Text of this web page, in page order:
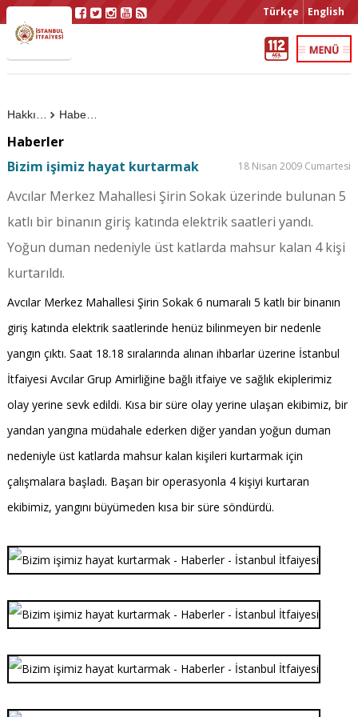
Türkçe English
Haberler
Haberler
Bizim işimiz hayat kurtarmak
18 Nisan 2009 Cumartesi
Avcılar Merkez Mahallesi Şirin Sokak üzerinde bulunan 5
katlı bir binanın giriş katında elektrik saatleri yandı.
Yoğun duman nedeniyle üst katlarda mahsur kalan 4 kişi
kurtarıldı.
Avcılar Merkez Mahallesi Şirin Sokak 6 numaralı 5 katlı bir binanın
giriş katında elektrik saatlerinde henüz bilinmeyen bir nedenle
yangın çıktı. Saat 18.18 sıralarında alınan ihbarlar üzerine İstanbul
İtfaiyesi Avcılar Grup Amirliğine bağlı itfaiye ve sağlık ekiplerimiz
olay yerine sevk edildi. Kısa bir süre olay yerine ulaşan ekibimiz, bir
yandan yangına müdahale ederken diğer yandan yoğun duman
nedeniyle üst katlarda mahsur kalan kişileri kurtarmak için
çalışmalara başladı. Başarı bir operasyonla 4 kişiyi kurtaran
ekibimiz, yangını büyümeden kısa bir süre söndürdü.